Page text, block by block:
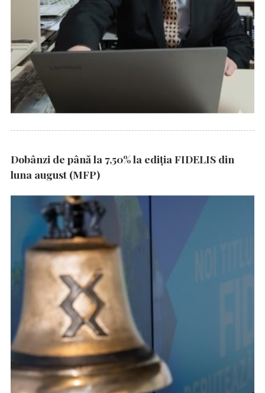
Dobânzi de până la 7,50% la ediția FIDELIS din
luna august (MFP)